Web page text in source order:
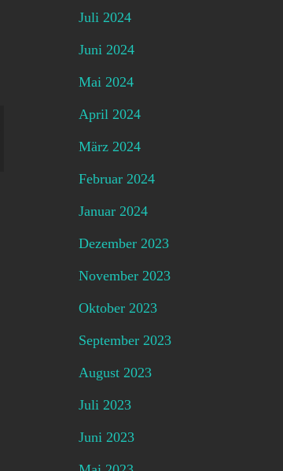
Juli 2024
Juni 2024
Mai 2024
April 2024
März 2024
Februar 2024
Januar 2024
Dezember 2023
November 2023
Oktober 2023
September 2023
August 2023
Juli 2023
Juni 2023